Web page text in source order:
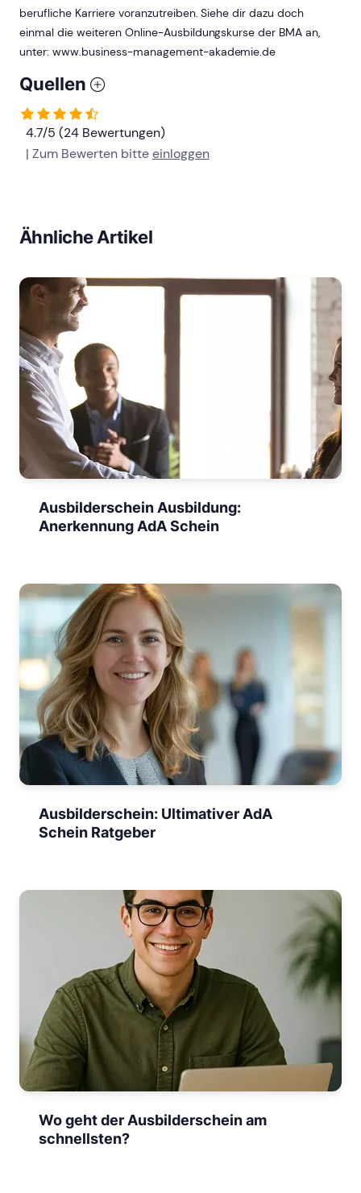
berufliche Karriere voranzutreiben. Siehe dir dazu doch
einmal die weiteren Online-Ausbildungskurse der BMA an,
unter: www.business-management-akademie.de
Quellen
4.7/5 (24 Bewertungen)
| Zum Bewerten bitteeinloggen
Ähnliche Artikel
Ausbilderschein Ausbildung:
Anerkennung AdA Schein
Ausbilderschein: Ultimativer AdA
Schein Ratgeber
Wo geht der Ausbilderschein am
schnellsten?